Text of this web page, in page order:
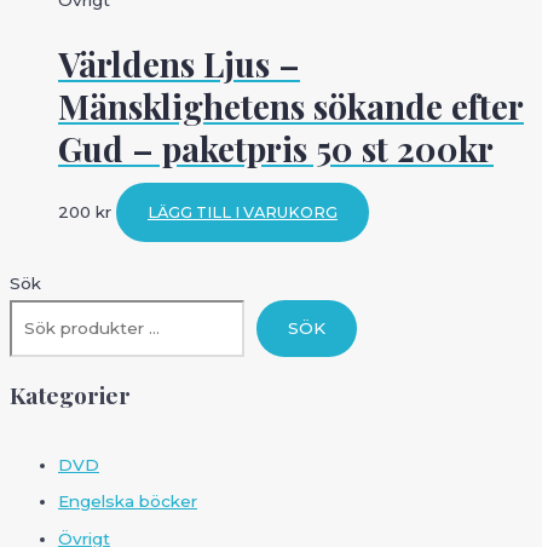
Världens Ljus –
Mänsklighetens sökande efter
Gud – paketpris 50 st 200kr
200 kr LÄGG TILL I VARUKORG
Sök
SÖK
Kategorier
DVD
Engelska böcker
Övrigt